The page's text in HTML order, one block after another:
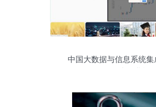
中国大数据与信息系统